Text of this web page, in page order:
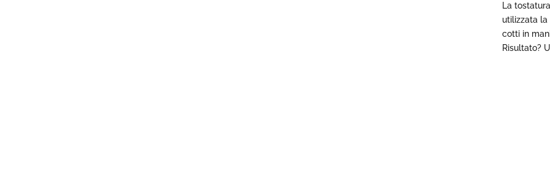
La
utilizzata
cotti in
Risultato?